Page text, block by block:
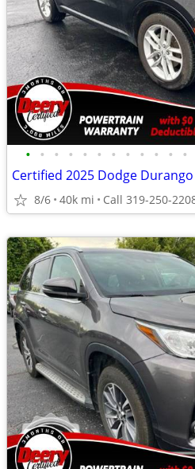
• • • • • • • • • • • •
8/6 40k mi Call 319-250-